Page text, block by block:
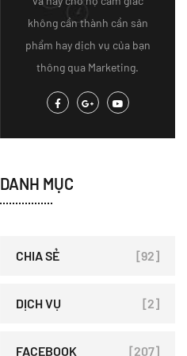
không cần thành cần sản
phẩm hay dịch vụ của bạn
thông qua Marketing.
DANH MỤC
CHIA SẺ [92]
DỊCH VỤ [2]
FACEBOOK [207]